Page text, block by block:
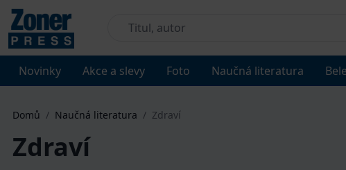
Novinky Akce a slevy Foto Naučná literatura
Domů / Naučná literatura / Zdraví
Zdraví